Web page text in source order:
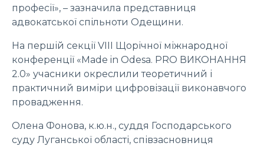
професії», – зазначила представниця
адвокатської спільноти Одещини.
На першій секції VIII Щорічної міжнародної
конференції «Made in Odesa. PRO ВИКОНАННЯ
2.0» учасники окреслили теоретичний і
практичний виміри цифровізації виконавчого
провадження.
Олена Фонова, к.ю.н., суддя Господарського
суду Луганської області, співзасновниця